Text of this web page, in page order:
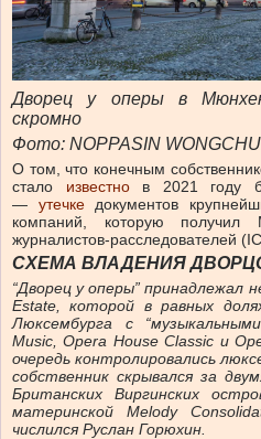
Дворец у оперы в
скромно
Фото: NOPPASIN
О том, что конечным
стало известнов 2021 году
— утечкедокументов
компаний, которую получил
журналистов-расследователей
СХЕМА ВЛАДЕНИЯ
“Дворец у оперы” принадлежал
Estate, которой в равных
Люксембурга с
Music, Opera House Classic и
очередь контролировались
собственник скрывался за
Британских Виргинских
материнской Melody
числился Руслан Горюхин.